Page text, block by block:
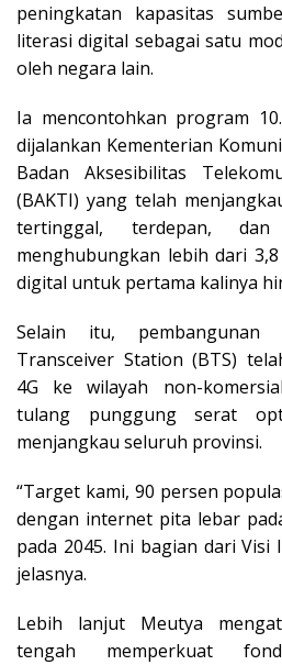
peningkatan kapasitas
literasi digital sebagai satu
oleh negara lain.
Ia mencontohkan program
dijalankan Kementerian
Badan Aksesibilitas
(BAKTI) yang telah
tertinggal, terdepan,
menghubungkan lebih dari
digital untuk pertama kalinya
Selain itu, pembangunan
Transceiver Station (BTS)
4G ke wilayah non-
tulang punggung serat
menjangkau seluruh provinsi.
“Target kami, 90 persen
dengan internet pita lebar
pada 2045. Ini bagian dari Visi
jelasnya.
Lebih lanjut Meutya
tengah memperkuat